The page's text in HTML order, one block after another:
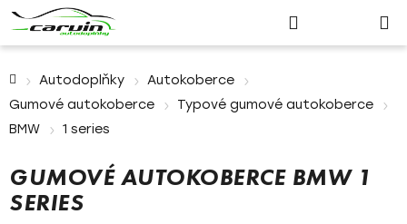
Přihlášení
košík
Autodoplňky
Autokoberce
Gumové autokoberce
Typové gumové autokoberce
BMW
1 series
GUMOVÉ AUTOKOBERCE BMW 1
SERIES